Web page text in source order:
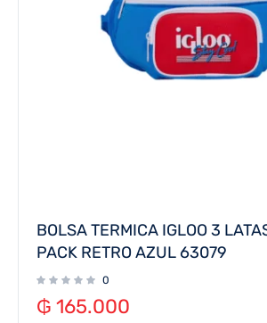
BOLSA TERMICA IGLOO 3
PACK RETRO AZUL 63079
0
₲ 165.000